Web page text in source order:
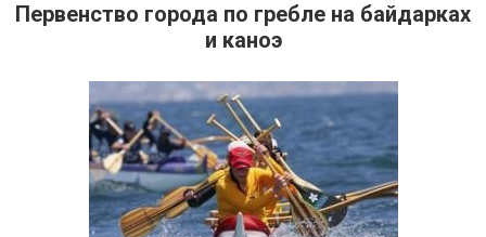
Первенство города по гребле на байдарках
и каноэ